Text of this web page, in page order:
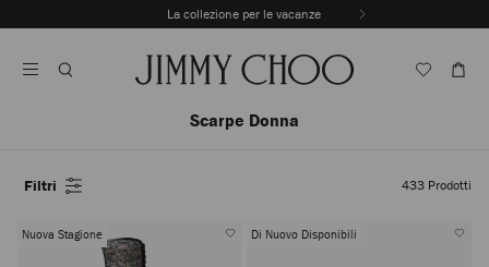
Al
La collezione per le vacanze
automatica
Scarpe Donna
Filtri 433 Prodotti
Nuova Stagione Di Nuovo Disponibili